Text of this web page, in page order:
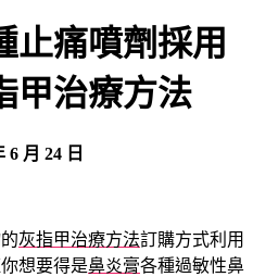
止痛噴劑採用
甲治療方法
6 月 24 日
灰指甲治療方法訂購方式利用
想要得是鼻炎膏各種過敏性鼻